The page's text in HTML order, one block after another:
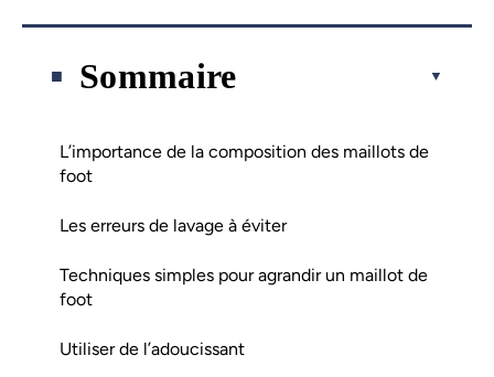
Sommaire
L’importance de la composition des maillots de
foot
Les erreurs de lavage à éviter
Techniques simples pour agrandir un maillot de
foot
Utiliser de l’adoucissant